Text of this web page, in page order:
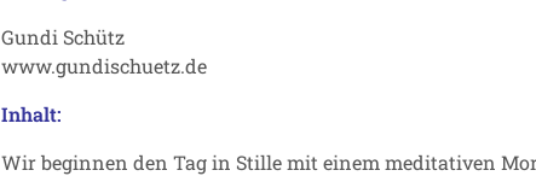
Gundi Schütz
www.gundischuetz.de
Inhalt:
Wir beginnen den Tag in Stille mit einem meditativen